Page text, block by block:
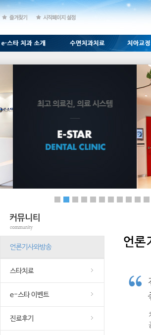
언론기사와방송
스타치료
e-스타 이벤트
진료후기